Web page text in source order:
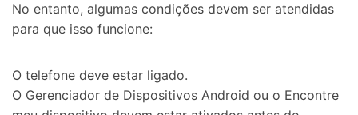
No entanto, algumas condições devem ser atendidas
para que isso funcione:
O telefone deve estar ligado.
O Gerenciador de Dispositivos Android ou o Encontre